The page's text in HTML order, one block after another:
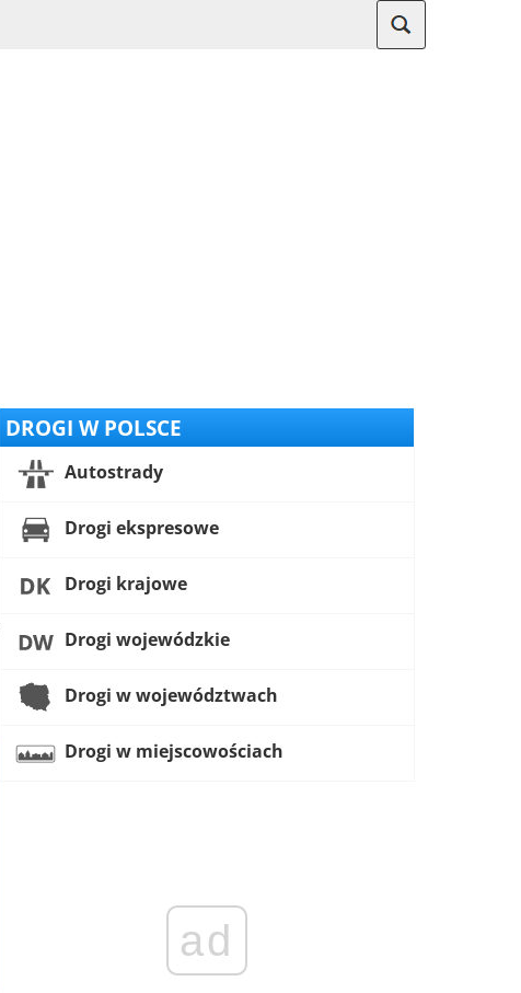
DROGI W POLSCE
Autostrady
Drogi ekspresowe
Drogi krajowe
Drogi wojewódzkie
Drogi w województwach
Drogi w miejscowościach
ad